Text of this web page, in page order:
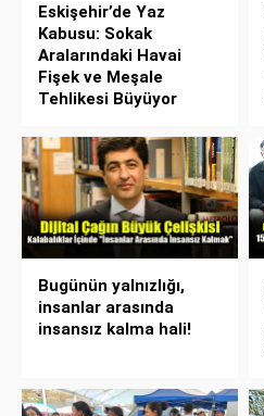
Eskişehir’de Yaz
Kabusu: Sokak
Aralarındaki Havai
Fişek ve Meşale
Tehlikesi Büyüyor
Bugünün yalnızlığı,
insanlar arasında
insansız kalma hali!